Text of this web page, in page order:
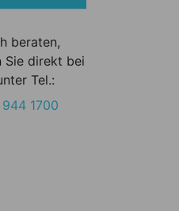
beraten,
Sie direkt bei
Tel.:
1700